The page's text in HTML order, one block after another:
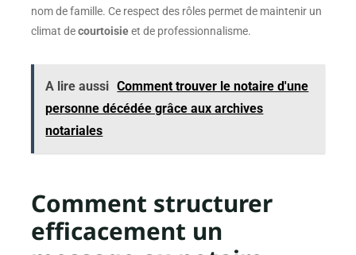
nom de famille. Ce respect des rôles permet de maintenir un
climat decourtoisieet de professionnalisme.
A lire aussi Comment trouver le notaire d'une
personne décédée grâce aux archives
notariales
Comment structurer
efficacement un